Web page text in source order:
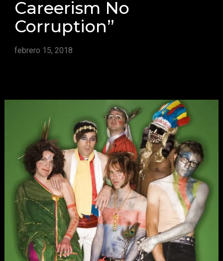
Careerism No
Corruption”
febrero 15, 2018